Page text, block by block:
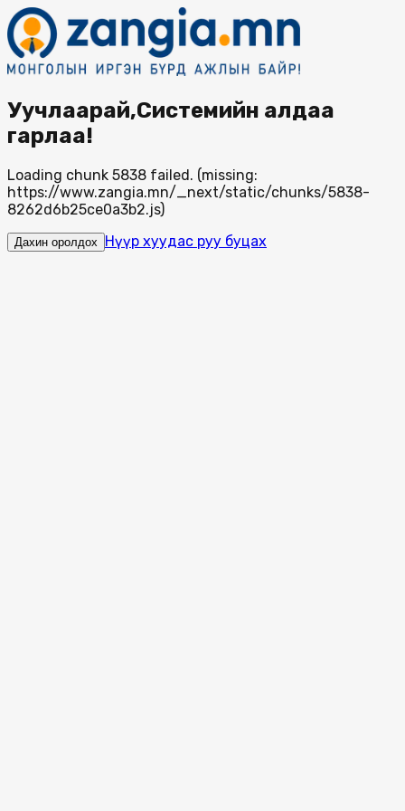
Уучлаарай,Системийн алдаа
гарлаа!
Loading chunk 5838 failed. (missing:
https://www.zangia.mn/_next/static/chunks/5838-
8262d6b25ce0a3b2.js)
Дахин оролдох Нүүр хуудас руу буцах